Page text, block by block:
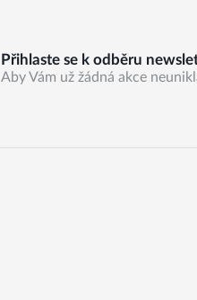
Přihlaste se k odběru
Aby Vám už žádná akce